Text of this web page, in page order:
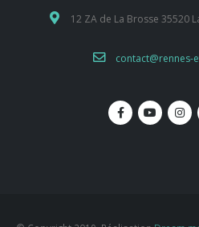
12 ZA de La Brosse 35520
contact@rennes-